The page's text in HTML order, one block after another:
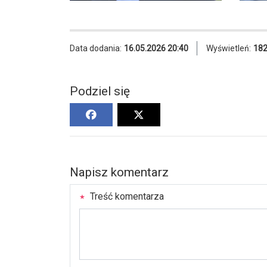
Data dodania: 16.05.2026 20:40 Wyświetleń: 182
Podziel się
Napisz komentarz
Treść komentarza